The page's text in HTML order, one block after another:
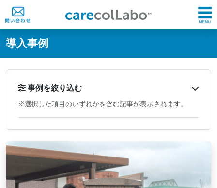
@ -0,0 +1,60 @@
導入事例
事例を絞り込む
※選択した項目のいずれかを含む記事が表示されます。